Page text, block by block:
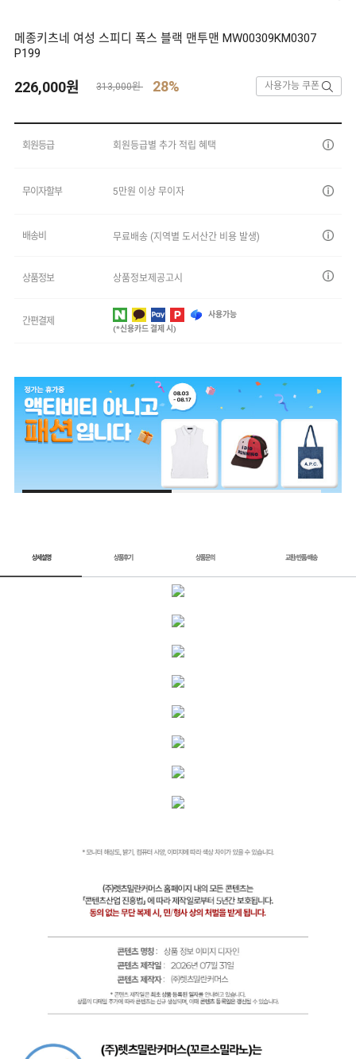
메종키츠네 여성 스피디 폭스 블랙 맨투맨 MW00309KM0307
P199
226,000원 313,000원 28% 사용가능 쿠폰
회원등급 회원등급별 추가 적립 혜택
무이자할부 5만원 이상 무이자
배송비 무료배송 (지역별 도서산간 비용 발생)
상품정보 상품정보제공고시
간편결제
사용가능
(*신용카드 결제 시)
상세설명 상품후기 상품문의 교환/반품/배송